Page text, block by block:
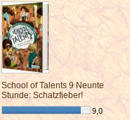
School of Talents 9 Neunte
Stunde: Schatzfieber!
9,0